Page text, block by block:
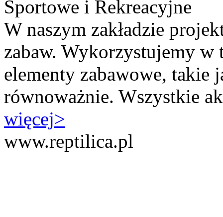
Sportowe i Rekreacyjne
W naszym zakładzie
zabaw. Wykorzystujemy
elementy zabawowe, takie
równoważnie. Wszystkie
więcej>
www.reptilica.pl